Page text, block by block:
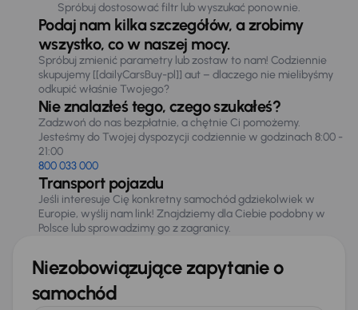
Spróbuj dostosować filtr lub wyszukać ponownie.
Podaj nam kilka szczegółów, a zrobimy
wszystko, co w naszej mocy.
Spróbuj zmienić parametry lub zostaw to nam! Codziennie
skupujemy [[dailyCarsBuy-pl]] aut – dlaczego nie mielibyśmy
odkupić właśnie Twojego?
Nie znalazłeś tego, czego szukałeś?
Zadzwoń do nas bezpłatnie, a chętnie Ci pomożemy.
Jesteśmy do Twojej dyspozycji codziennie w godzinach 8:00 -
21:00
800 033 000
Transport pojazdu
Jeśli interesuje Cię konkretny samochód gdziekolwiek w
Europie, wyślij nam link! Znajdziemy dla Ciebie podobny w
Polsce lub sprowadzimy go z zagranicy.
Niezobowiązujące zapytanie o
samochód